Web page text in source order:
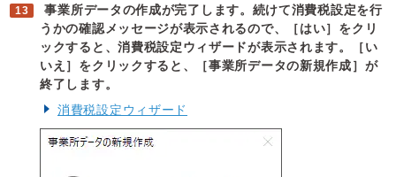
事業所データの作成が完了します。続けて消費税設定を行
うかの確認メッセージが表示されるので、［はい］をクリ
ックすると、消費税設定ウィザードが表示されます。［い
いえ］をクリックすると、［事業所データの新規作成］が
終了します。
消費税設定ウィザード